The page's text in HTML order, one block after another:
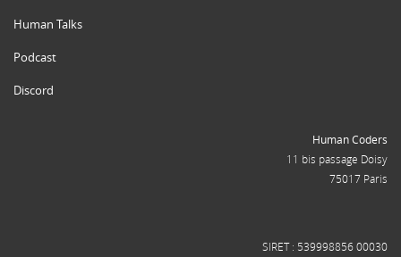
Human Talks
Podcast
Discord
Human Coders
11 bis passage Doisy
75017 Paris
SIRET : 539998856 00030